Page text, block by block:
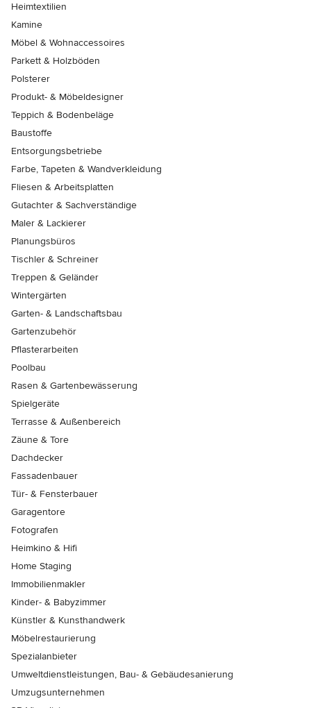
Heimtextilien
Kamine
Möbel & Wohnaccessoires
Parkett & Holzböden
Polsterer
Produkt- & Möbeldesigner
Teppich & Bodenbeläge
Baustoffe
Entsorgungsbetriebe
Farbe, Tapeten & Wandverkleidung
Fliesen & Arbeitsplatten
Gutachter & Sachverständige
Maler & Lackierer
Planungsbüros
Tischler & Schreiner
Treppen & Geländer
Wintergärten
Garten- & Landschaftsbau
Gartenzubehör
Pflasterarbeiten
Poolbau
Rasen & Gartenbewässerung
Spielgeräte
Terrasse & Außenbereich
Zäune & Tore
Dachdecker
Fassadenbauer
Tür- & Fensterbauer
Garagentore
Fotografen
Heimkino & Hifi
Home Staging
Immobilienmakler
Kinder- & Babyzimmer
Künstler & Kunsthandwerk
Möbelrestaurierung
Spezialanbieter
Umweltdienstleistungen, Bau- & Gebäudesanierung
Umzugsunternehmen